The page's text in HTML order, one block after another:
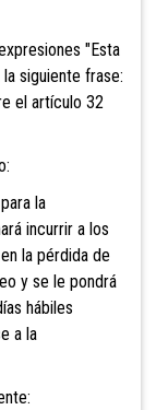
"Esta
siguiente frase:
el artículo 32
la
incurrir a los
la pérdida de
y se le pondrá
hábiles
a la